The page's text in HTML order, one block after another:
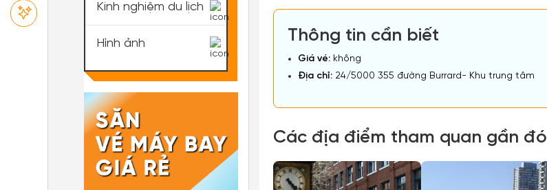
Thông tin cần biết
Giá vé: không
Địa chỉ: 24/5000 355 đường Burrard- Khu trung tâm
Các địa điểm tham quan gần đó
Kinh nghiệm du lịch
Hình ảnh